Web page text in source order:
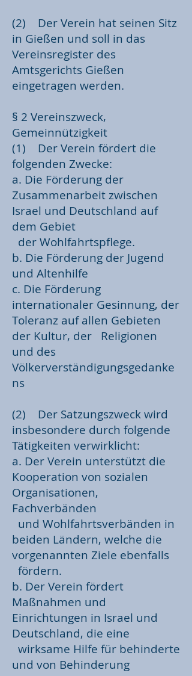
(2) Der Verein hat seinen Sitz
in Gießen und soll in das
Vereinsregister des
Amtsgerichts Gießen
eingetragen werden.
§ 2 Vereinszweck,
Gemeinnützigkeit
(1) Der Verein fördert die
folgenden Zwecke:
a. Die Förderung der
Zusammenarbeit zwischen
Israel und Deutschland auf
dem Gebiet
der Wohlfahrtspflege.
b. Die Förderung der Jugend
und Altenhilfe
c. Die Förderung
internationaler Gesinnung, der
Toleranz auf allen Gebieten
der Kultur, der Religionen
und des
Völkerverständigungsgedanke
ns
(2) Der Satzungszweck wird
insbesondere durch folgende
Tätigkeiten verwirklicht:
a. Der Verein unterstützt die
Kooperation von sozialen
Organisationen,
Fachverbänden
und Wohlfahrtsverbänden in
beiden Ländern, welche die
vorgenannten Ziele ebenfalls
fördern.
b. Der Verein fördert
Maßnahmen und
Einrichtungen in Israel und
Deutschland, die eine
wirksame Hilfe für behinderte
und von Behinderung